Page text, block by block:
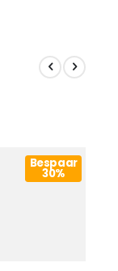
Bespaar
30%